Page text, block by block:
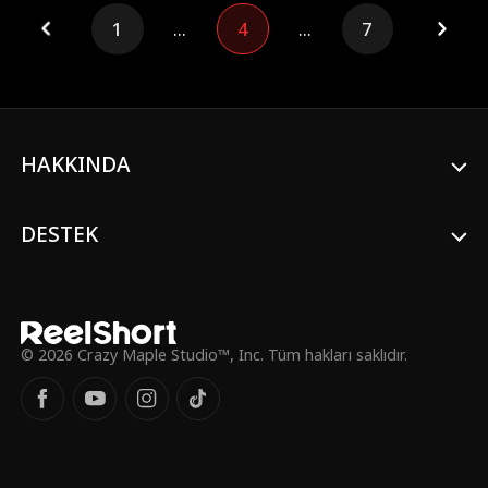
itaat üzerine tek gecelik bir eğitim olması
planlanan bu durum, Jayne'in Dom'dan
derslere devam etmesini istemesiyle
Jayne ile bir ilişki yaşaması Dom'un işine
ancak tutkuları arttıkça yakalanma riski de
Ancak ölen annesi ünlü oyuncu Ingrid Hart
kişinin, sette çalışan ve annesine takıntılı
olan Doug olduğu ortaya çıkar. Doug,
Jayne'i kaçırır ancak genç kadının pratik
zekası sayesinde Dom onu kurtarmaya
gelir. Fakat bu olay ilişkilerini açığa çıkarır
1 ... 4 ... 7
HAKKINDA
DESTEK
© 2026 Crazy Maple Studio™, Inc. Tüm hakları saklıdır.